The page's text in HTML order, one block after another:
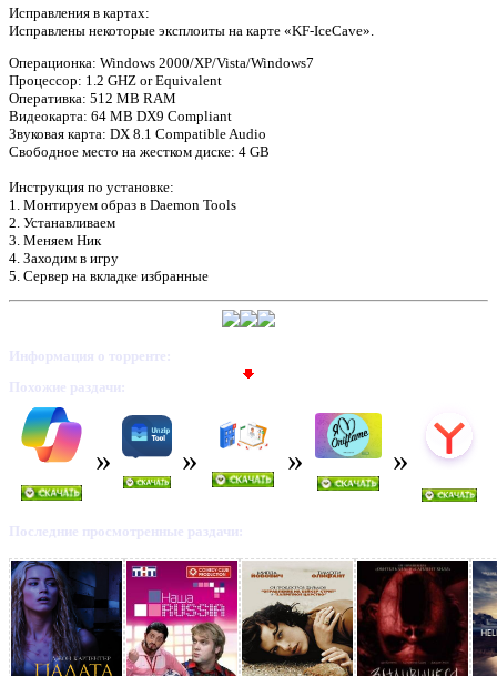
Предлагаем скачать
Killing Floor (PC) 2009
Исправления в картах:
Исправлены некоторые эксплоиты на карте «KF-IceCave».
Операционка: Windows 2000/XP/Vista/Windows7
Процессор: 1.2 GHZ or Equivalent
Оперативка: 512 MB RAM
Видеокарта: 64 MB DX9 Compliant
Звуковая карта: DX 8.1 Compatible Audio
Свободное место на жестком диске: 4 GB
Инструкция по установке:
1. Монтируем образ в Daemon Tools
2. Устанавливаем
3. Меняем Ник
4. Заходим в игру
5. Сервер на вкладке избранные
Информация о торренте:
Похожие раздачи:
Последние просмотренные раздачи: